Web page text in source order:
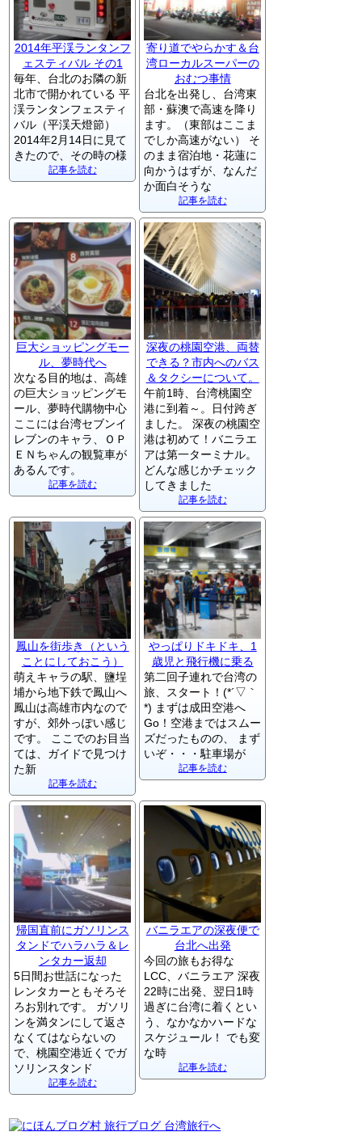
2014年平渓ランタンフ
ェスティバル その1
毎年、台北のお隣の新
北市で開かれている 平
渓ランタンフェスティ
バル（平渓天燈節）
2014年2月14日に見て
きたので、その時の様
記事を読む
寄り道でやらかす＆台
湾ローカルスーパーの
おむつ事情
台北を出発し、台湾東
部・蘇澳で高速を降り
ます。（東部はここま
でしか高速がない） そ
のまま宿泊地・花蓮に
向かうはずが、なんだ
か面白そうな
記事を読む
巨大ショッピングモー
ル、夢時代へ
次なる目的地は、高雄
の巨大ショッピングモ
ール、夢時代購物中心
ここには台湾セブンイ
レブンのキャラ、ＯＰ
ＥＮちゃんの観覧車が
あるんです。
記事を読む
深夜の桃園空港、両替
できる？市内へのバス
＆タクシーについて。
午前1時、台湾桃園空
港に到着～。日付跨ぎ
ました。 深夜の桃園空
港は初めて！バニラエ
アは第一ターミナル。
どんな感じかチェック
してきました
記事を読む
鳳山を街歩き（という
ことにしておこう）
萌えキャラの駅、鹽埕
埔から地下鉄で鳳山へ
鳳山は高雄市内なので
すが、郊外っぽい感じ
です。 ここでのお目当
ては、ガイドで見つけ
た新
記事を読む
やっぱりドキドキ、1
歳児と飛行機に乗る
第二回子連れで台湾の
旅、スタート！(*´▽｀
*) まずは成田空港へ
Go！空港まではスムー
ズだったものの、 まず
いぞ・・・駐車場が
記事を読む
帰国直前にガソリンス
タンドでハラハラ＆レ
ンタカー返却
5日間お世話になった
レンタカーともそろそ
ろお別れです。 ガソリ
ンを満タンにして返さ
なくてはならないの
で、桃園空港近くでガ
ソリンスタンド
記事を読む
バニラエアの深夜便で
台北へ出発
今回の旅もお得な
LCC、バニラエア 深夜
22時に出発、翌日1時
過ぎに台湾に着くとい
う、なかなかハードな
スケジュール！ でも変
な時
記事を読む